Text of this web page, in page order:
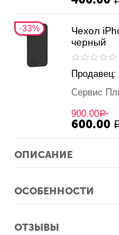
33%
Чехол
черный
Продавец:
Сервис
900.00Р
600.00
ОПИСАНИЕ
ОСОБЕННОСТИ
ОТЗЫВЫ